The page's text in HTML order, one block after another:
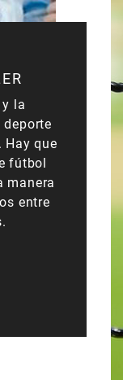
la
Hay que
fútbol
manera
entre